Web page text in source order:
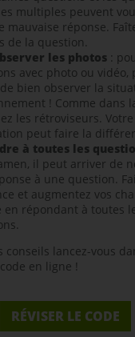
multiples peuvent
mauvaise réponse.
de la question.
les photos :
avec photo ou vidéo,
bien observer la
! Comme dans
les rétroviseurs.
peut faire la
à toutes les
il peut arriver de
à une question.
et augmentez vos
en répondant à toutes
conseils lancez-vous
code en ligne !
RÉVISER LE CODE